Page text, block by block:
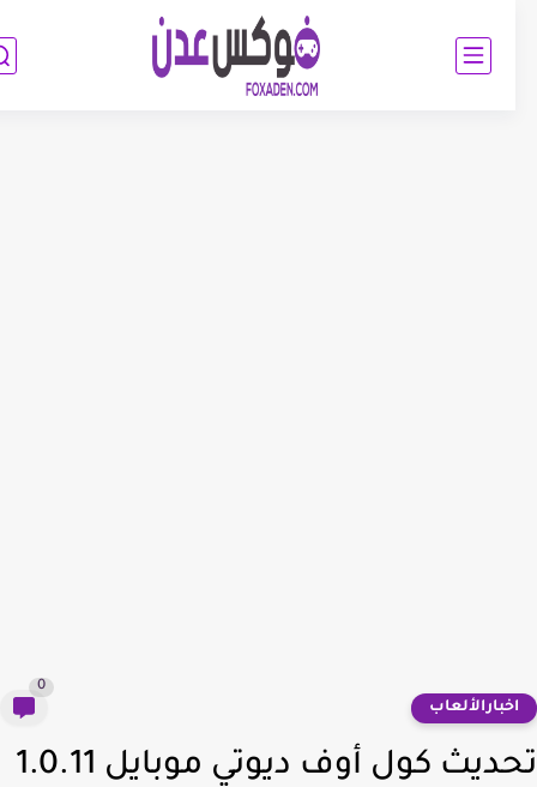
كول أوف ديوتي موبايل 1.0.11